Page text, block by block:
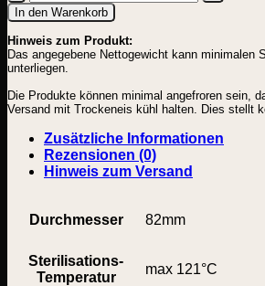
Gläser-
Deckel
schwarz
|
10
Stück
Menge
In den Warenkorb
Hinweis zum Produkt:
Das angegebene Nettogewicht kann minimalen
unterliegen.
Die Produkte können minimal angefroren sein,
Versand mit Trockeneis kühl halten. Dies stellt
Zusätzliche Informationen
Rezensionen (0)
Hinweis zum Versand
Durchmesser 82mm
Sterilisations-
Temperatur
max 121°C